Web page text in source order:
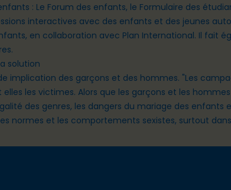
: Le Forum des enfants, le Formulaire des
interactives avec des enfants et des jeunes
en collaboration avec Plan International. Il fait
solution
implication des garçons et des hommes. "Les
les victimes. Alors que les garçons et les
des genres, les dangers du mariage des enfants
normes et les comportements sexistes, surtout